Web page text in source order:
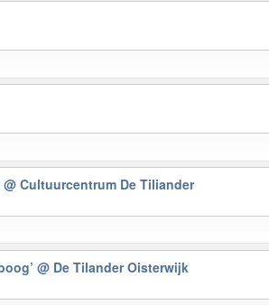
@ Cultuurcentrum De Tiliander
@ De Tilander Oisterwijk